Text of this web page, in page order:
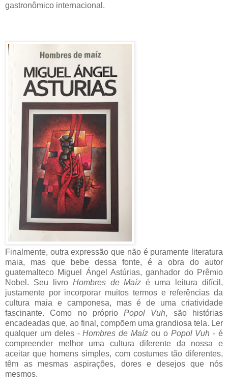
gastronômico internacional.
Finalmente, outra expressão que não é puramente literatura
maia, mas que bebe dessa fonte, é a obra do autor
guatemalteco Miguel Ángel Astúrias, ganhador do Prêmio
Nobel. Seu livro Hombres de Maíz é uma leitura difícil,
justamente por incorporar muitos termos e referências da
cultura maia e camponesa, mas é de uma criatividade
fascinante. Como no próprioPopol Vuh, são histórias
encadeadas que, ao final, compõem uma grandiosa tela. Ler
qualquer um deles -Hombres de Maíz ou o Popol Vuh - é
compreender melhor uma cultura diferente da nossa e
aceitar que homens simples, com costumes tão diferentes,
têm as mesmas aspirações, dores e desejos que nós
mesmos.